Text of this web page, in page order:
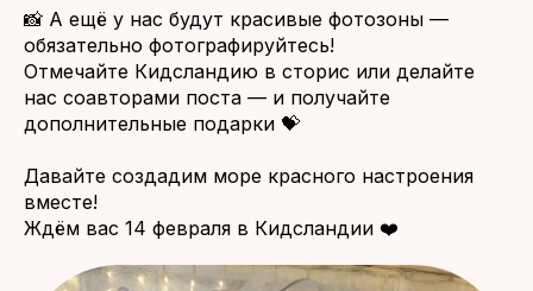
📸 А ещё у нас будут красивые фотозоны —
обязательно фотографируйтесь!
Отмечайте Кидсландию в сторис или делайте
нас соавторами поста — и получайте
дополнительные подарки 💝
Давайте создадим море красного настроения
вместе!
Ждём вас 14 февраля в Кидсландии ❤️